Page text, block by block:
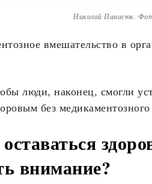
Николай Панасюк.
вмешательство в
люди, наконец, смогли
без
внимание?